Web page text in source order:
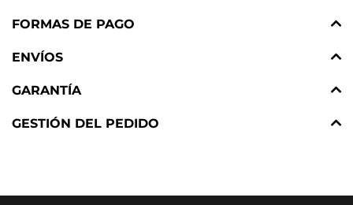
FORMAS DE PAGO
ENVÍOS
GARANTÍA
GESTIÓN DEL PEDIDO